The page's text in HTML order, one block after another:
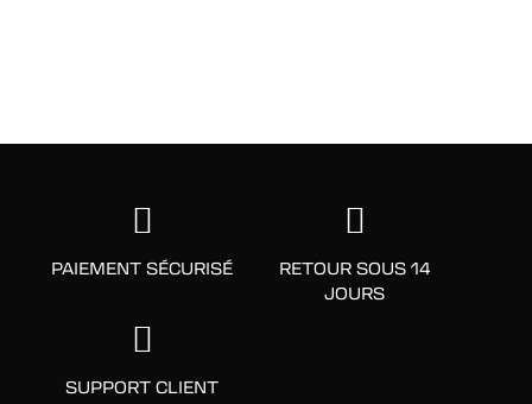
PAIEMENT SÉCURISÉ
RETOUR SOUS 14
JOURS
SUPPORT CLIENT